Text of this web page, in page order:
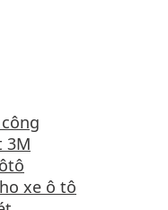
3M
xe ô tô